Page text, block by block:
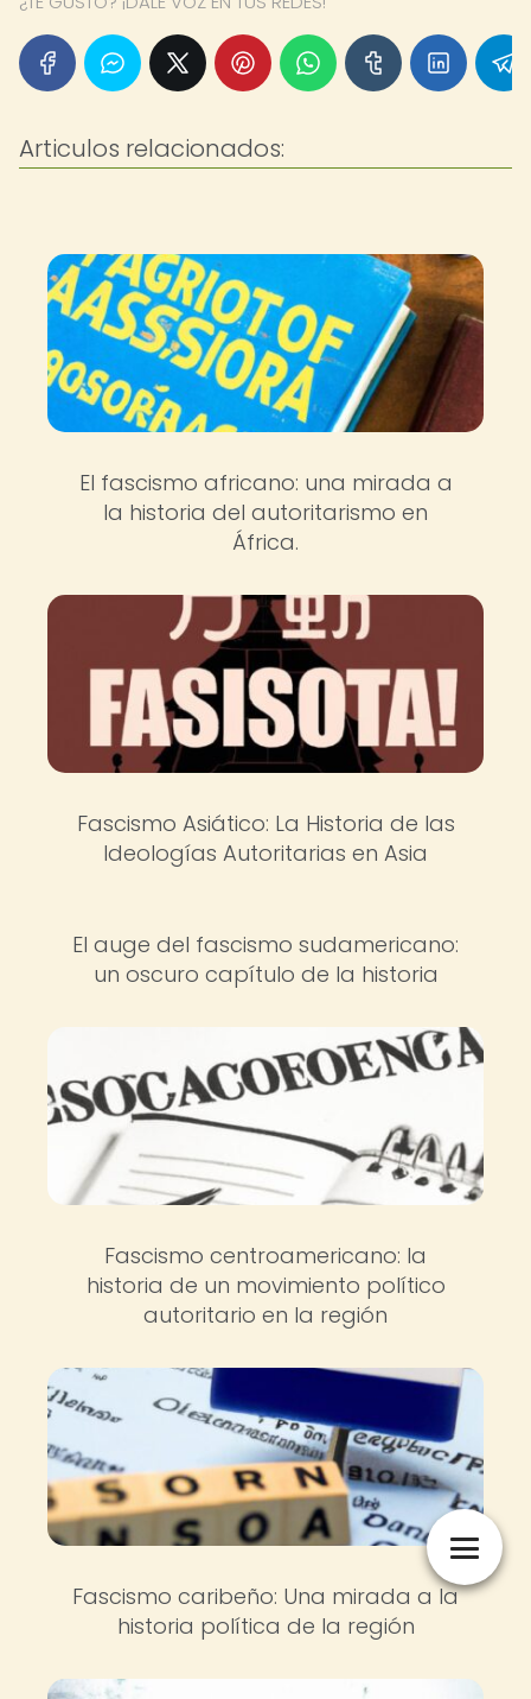
Articulos relacionados:
El fascismo africano: una mirada a
la historia del autoritarismo en
África.
Fascismo Asiático: La Historia de las
Ideologías Autoritarias en Asia
El auge del fascismo sudamericano:
un oscuro capítulo de la historia
Fascismo centroamericano: la
historia de un movimiento político
autoritario en la región
Fascismo caribeño: Una mirada a la
historia política de la región